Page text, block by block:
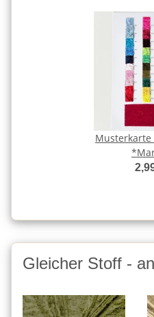
Musterkarte
Gleicher Stoff -